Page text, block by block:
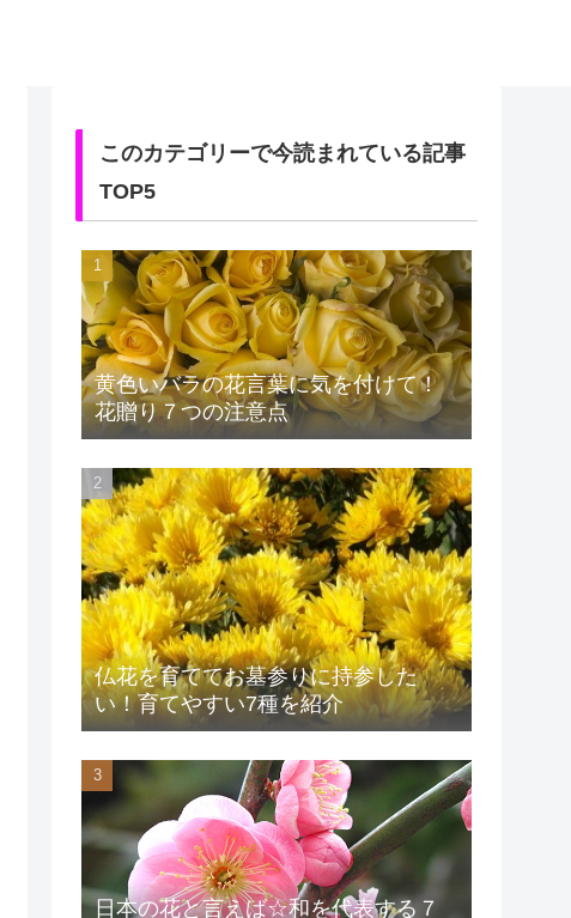
このカテゴリーで今読まれている記事
TOP5
黄色いバラの花言葉に気を付けて！
花贈り７つの注意点
仏花を育ててお墓参りに持参した
い！育てやすい7種を紹介
日本の花と言えば☆和を代表する７